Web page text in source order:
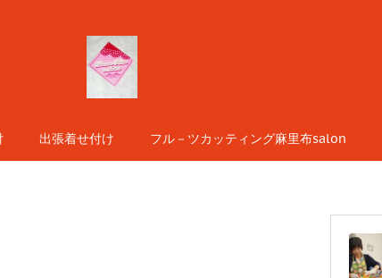
出張着せ付け フル－ツカッティング麻里布salon